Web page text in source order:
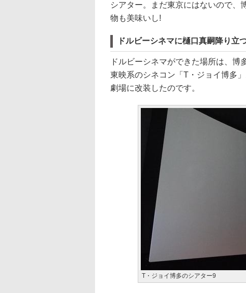
シアター。まだ東京にはないので、
物も美味いし!
ドルビーシネマに樋口真嗣降り立
ドルビーシネマができた場所は、博
東映系のシネコン「T・ジョイ博多
劇場に改装したのです。
T・ジョイ博多のシアター9